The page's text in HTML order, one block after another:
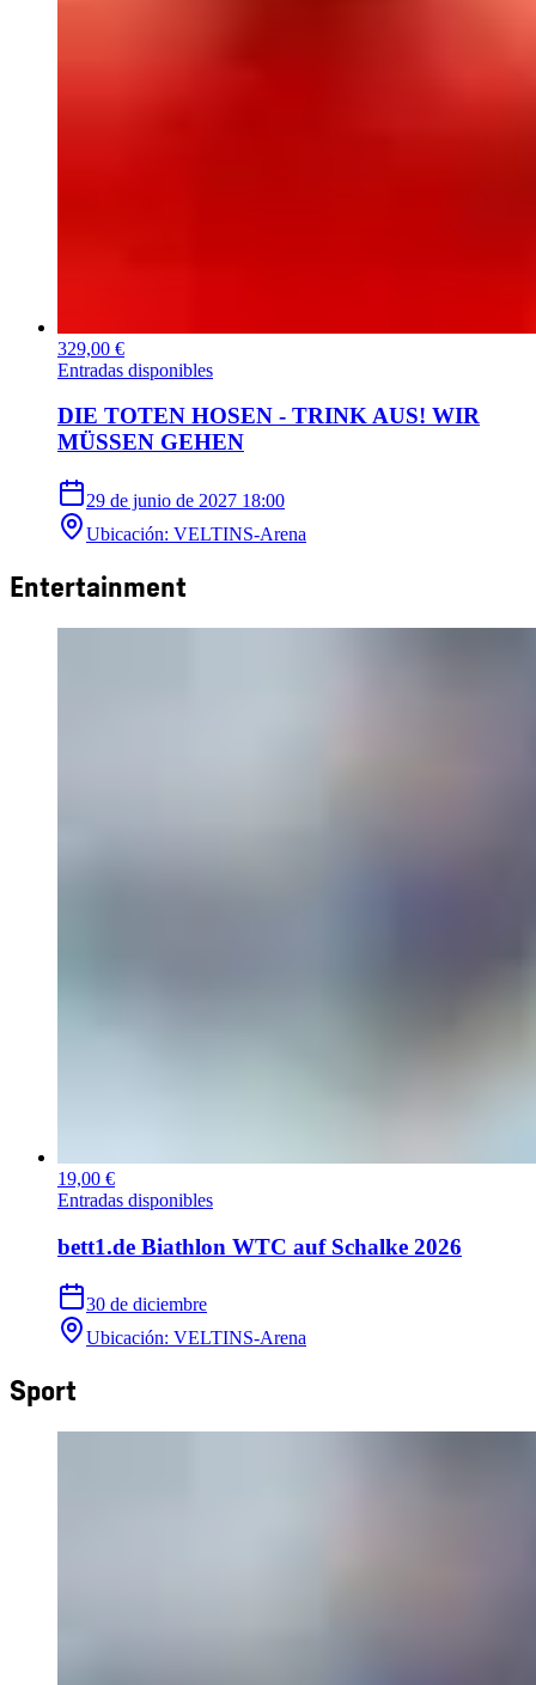
329,00 €
Entradas disponibles
DIE TOTEN HOSEN - TRINK AUS! WIR
MÜSSEN GEHEN
29 de junio de 2027 18:00
Ubicación: VELTINS-Arena
Entertainment
19,00 €
Entradas disponibles
bett1.de Biathlon WTC auf Schalke 2026
30 de diciembre
Ubicación: VELTINS-Arena
Sport